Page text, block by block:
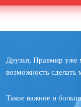
Друзья, Правмир уже
возможность сделать
Такое важное и